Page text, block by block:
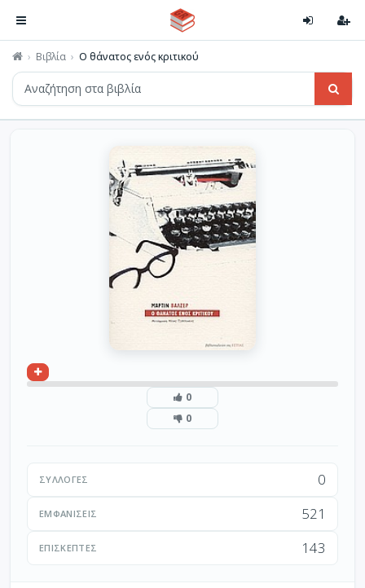
Βιβλία Ο θάνατος ενός κριτικού
0
0
ΣΥΛΛΟΓΈΣ 0
ΕΜΦΑΝΊΣΕΙΣ 521
ΕΠΙΣΚΈΠΤΕΣ 143